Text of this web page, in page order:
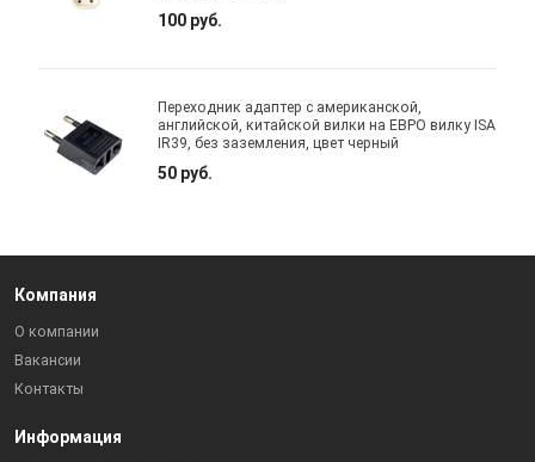
100 руб.
Переходник адаптер с американской,
английской, китайской вилки на ЕВРО вилку ISA
IR39, без заземления, цвет черный
50 руб.
Компания
О компании
Вакансии
Контакты
Информация